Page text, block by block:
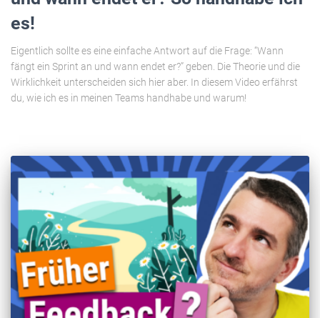
es!
Eigentlich sollte es eine einfache Antwort auf die Frage: “Wann
fängt ein Sprint an und wann endet er?” geben. Die Theorie und die
Wirklichkeit unterscheiden sich hier aber. In diesem Video erfährst
du, wie ich es in meinen Teams handhabe und warum!